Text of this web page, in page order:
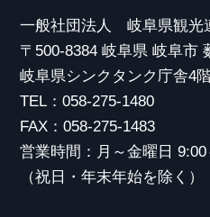
一般社団法人 岐阜県観光
〒500-8384 岐阜県 岐阜市
岐阜県シンクタンク庁舎4
TEL：058-275-1480
FAX：058-275-1483
営業時間：月～金曜日 9:00
（祝日・年末年始を除く）